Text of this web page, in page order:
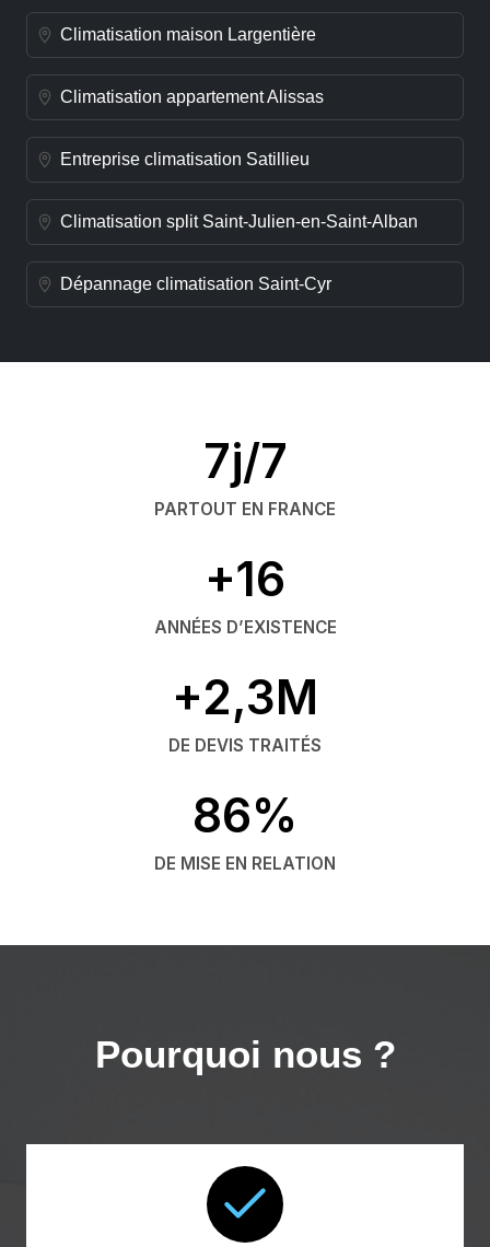
Climatisation maison Largentière
Climatisation appartement Alissas
Entreprise climatisation Satillieu
Climatisation split Saint-Julien-en-Saint-Alban
Dépannage climatisation Saint-Cyr
7j/7
PARTOUT EN FRANCE
+16
ANNÉES D’EXISTENCE
+2,3M
DE DEVIS TRAITÉS
86%
DE MISE EN RELATION
Pourquoi nous ?